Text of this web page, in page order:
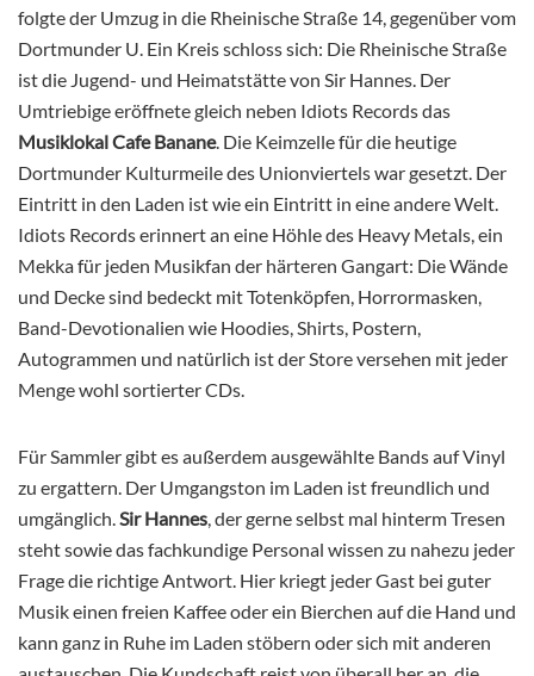
folgte der Umzug in die Rheinische Straße 14, gegenüber vom
Dortmunder U. Ein Kreis schloss sich: Die Rheinische Straße
ist die Jugend- und Heimatstätte von Sir Hannes. Der
Umtriebige eröffnete gleich neben Idiots Records das
Musiklokal Cafe Banane. Die Keimzelle für die heutige
Dortmunder Kulturmeile des Unionviertels war gesetzt. Der
Eintritt in den Laden ist wie ein Eintritt in eine andere Welt.
Idiots Records erinnert an eine Höhle des Heavy Metals, ein
Mekka für jeden Musikfan der härteren Gangart: Die Wände
und Decke sind bedeckt mit Totenköpfen, Horrormasken,
Band-Devotionalien wie Hoodies, Shirts, Postern,
Autogrammen und natürlich ist der Store versehen mit jeder
Menge wohl sortierter CDs.
Für Sammler gibt es außerdem ausgewählte Bands auf Vinyl
zu ergattern. Der Umgangston im Laden ist freundlich und
umgänglich.Sir Hannes, der gerne selbst mal hinterm Tresen
steht sowie das fachkundige Personal wissen zu nahezu jeder
Frage die richtige Antwort. Hier kriegt jeder Gast bei guter
Musik einen freien Kaffee oder ein Bierchen auf die Hand und
kann ganz in Ruhe im Laden stöbern oder sich mit anderen